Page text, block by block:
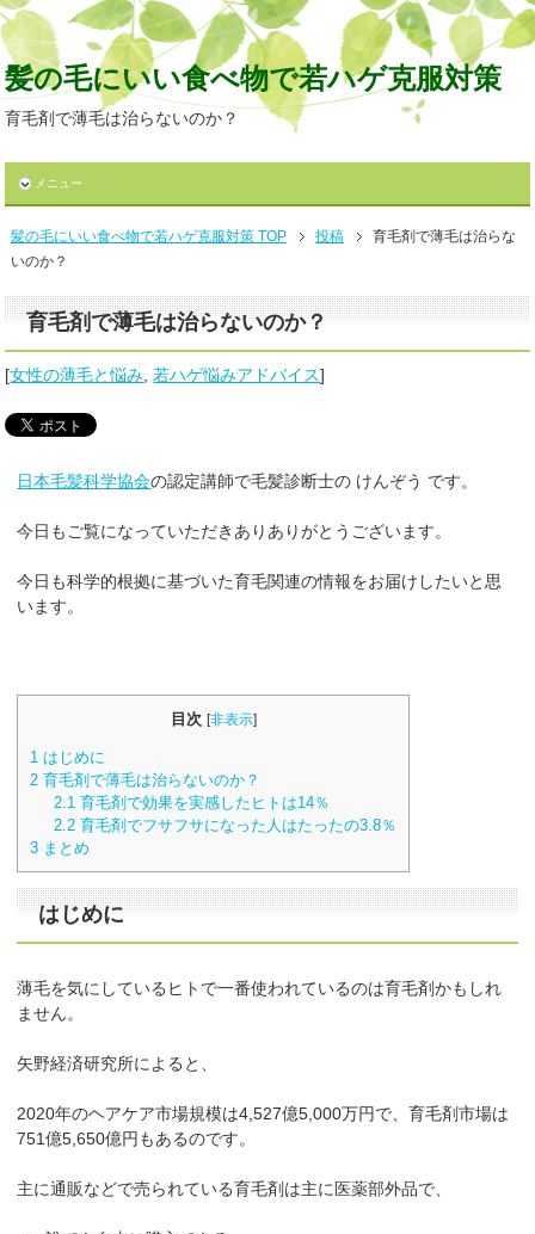
髪の毛にいい食べ物で若ハゲ克服対策
育毛剤で薄毛は治らないのか？
メニュー
髪の毛にいい食べ物で若ハゲ克服対策 TOP 投稿
育毛剤で薄毛は治らな
いのか？
育毛剤で薄毛は治らないのか？
[女性の薄毛と悩み ,若ハゲ悩みアドバイス]
日本毛髪科学協会の認定講師で毛髪診断士の けんぞう です。
今日もご覧になっていただきありありがとうございます。
今日も科学的根拠に基づいた育毛関連の情報をお届けしたいと思
います。
目次 [非表示]
1 はじめに
2 育毛剤で薄毛は治らないのか？
2.1 育毛剤で効果を実感したヒトは14％
2.2 育毛剤でフサフサになった人はたったの3.8％
3 まとめ
はじめに
薄毛を気にしているヒトで一番使われているのは育毛剤かもしれ
ません。
矢野経済研究所によると、
2020年のヘアケア市場規模は4,527億5,000万円で、育毛剤市場は
751億5,650億円もあるのです。
主に通販などで売られている育毛剤は主に医薬部外品で、